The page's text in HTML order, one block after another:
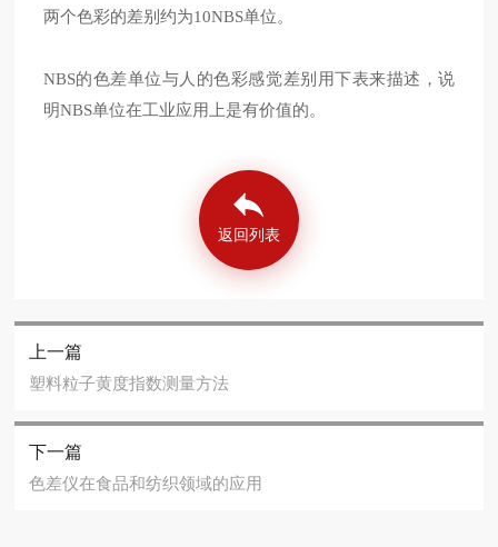
两个色彩的差别约为10NBS单位。
NBS的色差单位与人的色彩感觉差别用下表来描述，说
明NBS单位在工业应用上是有价值的。
返回列表
上一篇
塑料粒子黄度指数测量方法
下一篇
色差仪在食品和纺织领域的应用